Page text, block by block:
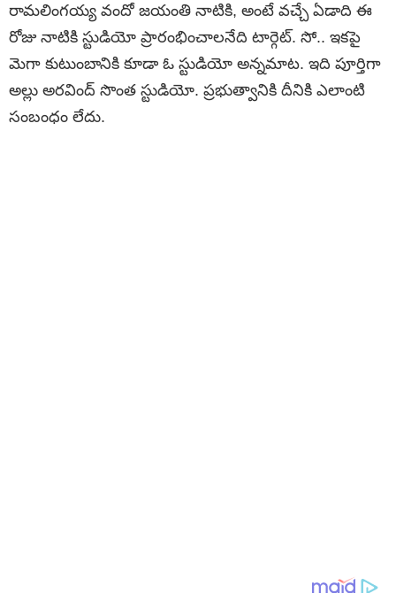
రామలింగయ్య వందో జయంతి నాటికి, అంటే వచ్చే ఏడాది ఈ
రోజు నాటికి స్టుడియో ప్రారంభించాలనేది టార్గెట్. సో.. ఇకపై
మెగా కుటుంబానికి కూడా ఓ స్టుడియో అన్నమాట. ఇది పూర్తిగా
అల్లు అరవింద్ సొంత స్టుడియో. ప్రభుత్వానికి దీనికి ఎలాంటి
సంబంధం లేదు.